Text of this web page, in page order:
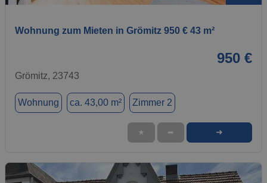
Wohnung zum Mieten in Grömitz 950 € 43 m²
950 €
Grömitz, 23743
Wohnung ca. 43,00 m² Zimmer 2
★ ➦ ➜